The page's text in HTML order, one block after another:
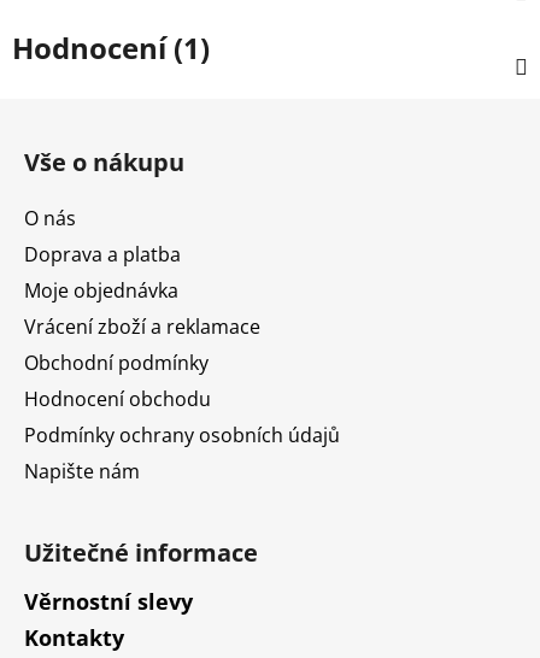
Hodnocení (1)
Vše o nákupu
O nás
Doprava a platba
Moje objednávka
Vrácení zboží a reklamace
Obchodní podmínky
Hodnocení obchodu
Podmínky ochrany osobních údajů
Napište nám
Užitečné informace
Věrnostní slevy
Kontakty